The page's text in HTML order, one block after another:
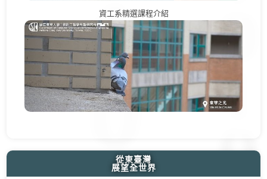
資工系精選課程介紹
從東臺灣
展望全世界